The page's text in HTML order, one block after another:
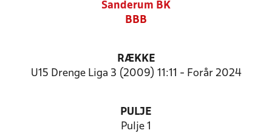
Sanderum BK
BBB
RÆKKE
U15 Drenge Liga 3 (2009) 11:11 - Forår 2024
PULJE
Pulje 1